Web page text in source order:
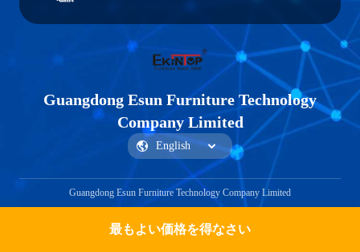
最もよい価格を得なさい
Guangdong Esun Furniture Technology
Company Limited
Guangdong Esun Furniture Technology Company Limited
見積もりを取得